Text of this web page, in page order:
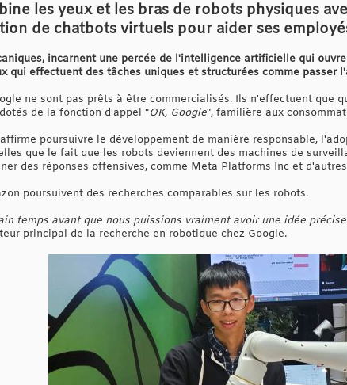
les yeux et les bras de robots physiques
de chatbots virtuels pour aider ses
incarnent une percée de l'intelligence artificielle qui
qui effectuent des tâches uniques et structurées comme passer
ne sont pas prêts à être commercialisés. Ils n'effectuent que
de la fonction d'appel "OK, Google", familière aux
poursuivre le développement de manière responsable,
que le fait que les robots deviennent des machines de
des réponses offensives, comme Meta Platforms Inc et
poursuivent des recherches comparables sur les robots.
temps avant que nous puissions vraiment avoir une idée
principal de la recherche en robotique chez Google.